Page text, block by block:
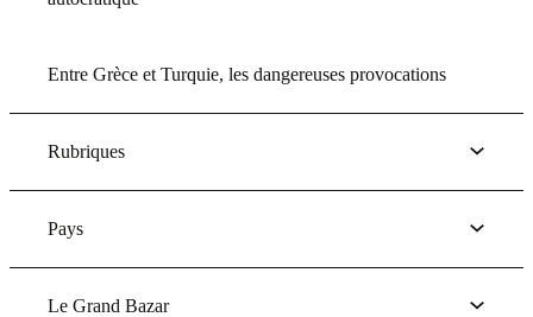
Entre Grèce et Turquie, les dangereuses provocations
Rubriques
Pays
Le Grand Bazar